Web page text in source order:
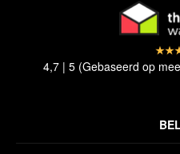
4,7 | 5 (Gebaseerd op